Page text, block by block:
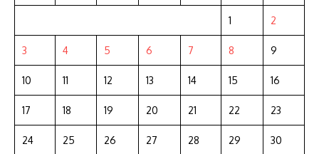
1 2
3 4 5 6 7 8 9
10 11 12 13 14 15 16
17 18 19 20 21 22 23
24 25 26 27 28 29 30